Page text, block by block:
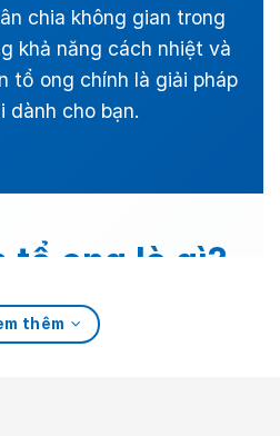
chia không gian trong
khả năng cách nhiệt và
tổ ong chính là giải pháp
dành cho bạn.
tổ ong là gì?
nên chọn
Minh?
thêm